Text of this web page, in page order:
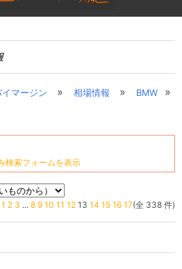
マージン » 相場情報 » BMW »
検索フォームを表示
1 2 3 ... 8 9 10 11 12 13 14 15 16 17(全 338 件)